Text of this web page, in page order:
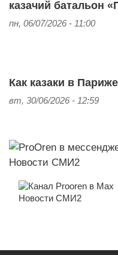
казачий батальон
пн, 06/07/2026 - 11:00
Как казаки в
вт, 30/06/2026 - 12:59
Новости СМИ2
Новости СМИ2